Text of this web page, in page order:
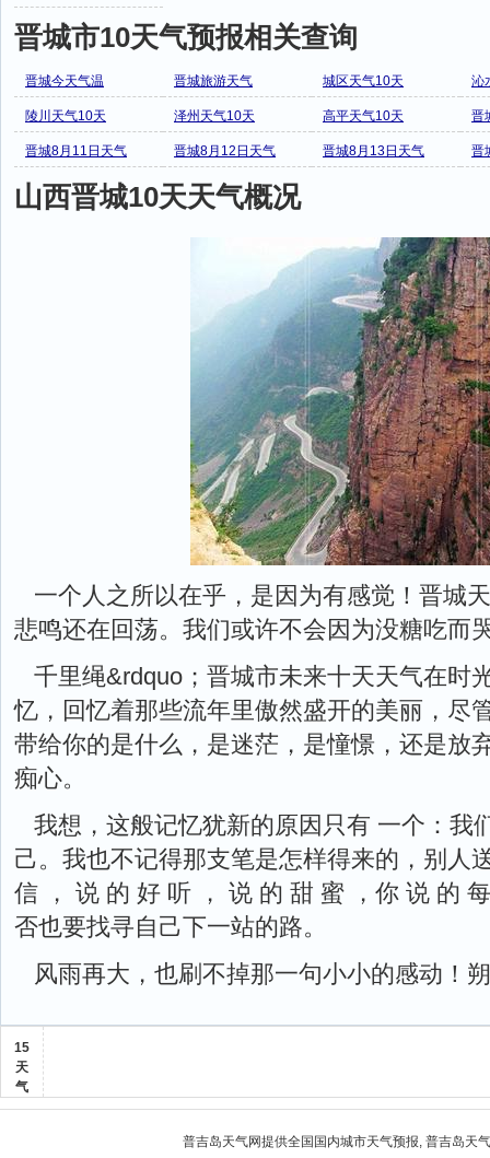
晋城市10天气预报相关查询
晋城今天气温 晋城旅游天气 城区天气10天 沁
陵川天气10天 泽州天气10天 高平天气10天 晋
晋城8月11日天气 晋城8月12日天气 晋城8月13日天气 晋
山西晋城10天天气概况
一个人之所以在乎，是因为有感觉！晋城
悲鸣还在回荡。我们或许不会因为没糖吃而
千里绳&rdquo；晋城市未来十天天气在时
忆，回忆着那些流年里傲然盛开的美丽，尽
带给你的是什么，是迷茫，是憧憬，还是放
痴心。
我想，这般记忆犹新的原因只有 一个：我
己。我也不记得那支笔是怎样得来的，别人
信 ， 说 的 好 听 ， 说 的 甜 蜜 ，你 说 的
否也要找寻自己下一站的路。
风雨再大，也刷不掉那一句小小的感动！
15
天
气
普吉岛天气网提供全国国内城市天气预报, 普吉岛天